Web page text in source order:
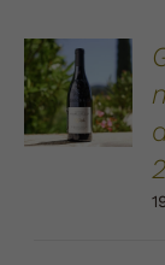
AJOUTER
AU
PANIER
/
DÉTAILS